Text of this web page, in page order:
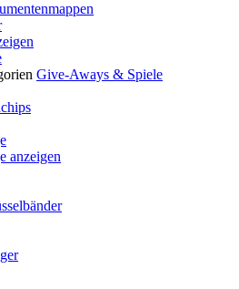
Give-Aways & Spiele
anzeigen